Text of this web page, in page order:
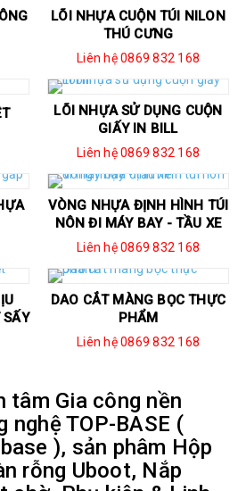
LÕI NHỰA CUỘN TÚI NILON
THÚ CƯNG
Liên hệ 0869 832 168
LÕI NHỰA SỬ DỤNG CUỘN
GIẤY IN BILL
Liên hệ 0869 832 168
VÒNG NHỰA ĐỊNH HÌNH TÚI
NÔN ĐI MÁY BAY - TẦU XE
Liên hệ 0869 832 168
SẤY
DAO CẮT MÀNG BỌC THỰC
PHẨM
Liên hệ 0869 832 168
tâm Gia công nền
nghệ TOP-BASE (
), sản phâm Hộp
rỗng Uboot, Nắp